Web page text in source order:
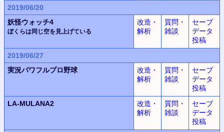
2019/06/20
妖怪ウォッチ4
ぼくらは同じ空を見上げている
改造・
解析
質問・
雑談
セーブ
データ
投稿
2019/06/27
実況パワフルプロ野球
改造・
解析
質問・
雑談
セーブ
データ
投稿
LA-MULANA2
改造・
解析
質問・
雑談
セーブ
データ
投稿